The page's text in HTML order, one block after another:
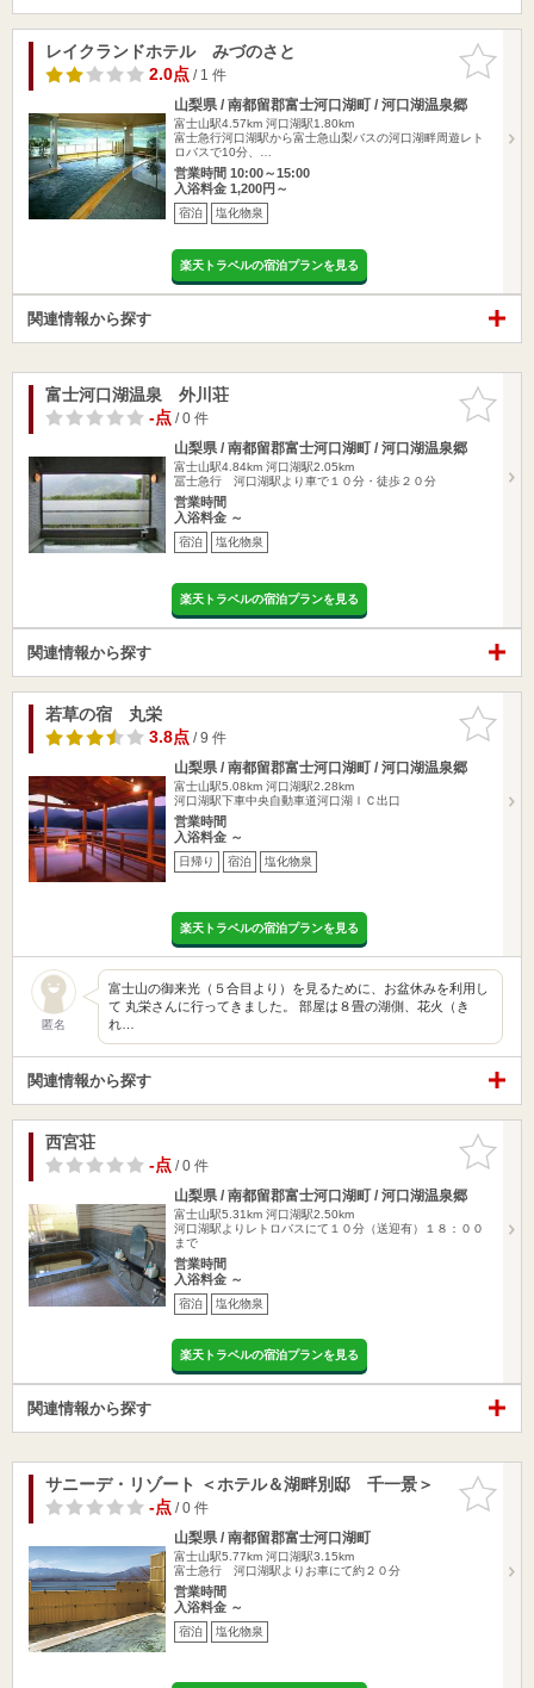
お気に入
りに追加
レイクランドホテル みづのさと
2.0点/ 1 件
山梨県 / 南都留郡富士河口湖町 / 河口湖温泉郷
富士山駅4.57km 河口湖駅1.80km
富士急行河口湖駅から富士急山梨バスの河口湖畔周遊レト
ロバスで10分、…
営業時間 10:00～15:00
入浴料金 1,200円～
宿泊 塩化物泉
楽天トラベルの宿泊プランを見る
関連情報から探す
お気に入
りに追加
富士河口湖温泉 外川荘
-点/ 0 件
山梨県 / 南都留郡富士河口湖町 / 河口湖温泉郷
富士山駅4.84km 河口湖駅2.05km
冨士急行 河口湖駅より車で１０分・徒歩２０分
営業時間
入浴料金 ～
宿泊 塩化物泉
楽天トラベルの宿泊プランを見る
関連情報から探す
お気に入
りに追加
若草の宿 丸栄
3.8点/ 9 件
山梨県 / 南都留郡富士河口湖町 / 河口湖温泉郷
富士山駅5.08km 河口湖駅2.28km
河口湖駅下車中央自動車道河口湖ＩＣ出口
営業時間
入浴料金 ～
日帰り 宿泊 塩化物泉
楽天トラベルの宿泊プランを見る
匿名
富士山の御来光（５合目より）を見るために、お盆休みを利用し
て 丸栄さんに行ってきました。 部屋は８畳の湖側、花火（き
れ…
関連情報から探す
お気に入
りに追加
西宮荘
-点/ 0 件
山梨県 / 南都留郡富士河口湖町 / 河口湖温泉郷
富士山駅5.31km 河口湖駅2.50km
河口湖駅よりレトロバスにて１０分（送迎有）１８：００
まで
営業時間
入浴料金 ～
宿泊 塩化物泉
楽天トラベルの宿泊プランを見る
関連情報から探す
お気に入
りに追加
サニーデ・リゾート ＜ホテル＆湖畔別邸 千一景＞
-点/ 0 件
山梨県 / 南都留郡富士河口湖町
富士山駅5.77km 河口湖駅3.15km
富士急行 河口湖駅よりお車にて約２０分
営業時間
入浴料金 ～
宿泊 塩化物泉